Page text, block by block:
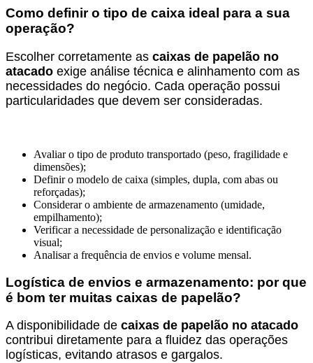
Como definir o tipo de caixa ideal para a sua
operação?
Escolher corretamente as caixas de papelão no
atacado exige análise técnica e alinhamento com as
necessidades do negócio. Cada operação possui
particularidades que devem ser consideradas.
Avaliar o tipo de produto transportado (peso, fragilidade e
dimensões);
Definir o modelo de caixa (simples, dupla, com abas ou
reforçadas);
Considerar o ambiente de armazenamento (umidade,
empilhamento);
Verificar a necessidade de personalização e identificação
visual;
Analisar a frequência de envios e volume mensal.
Logística de envios e armazenamento: por que
é bom ter muitas caixas de papelão?
A disponibilidade de caixas de papelão no atacado
contribui diretamente para a fluidez das operações
logísticas, evitando atrasos e gargalos.